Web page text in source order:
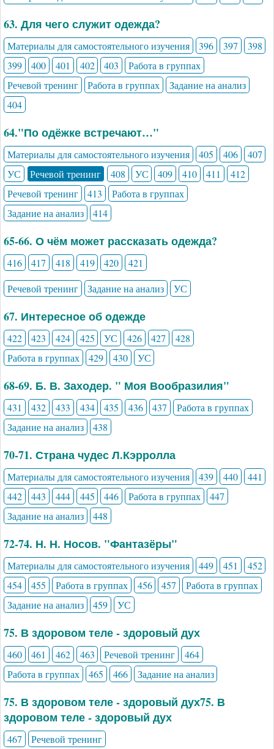
63. Для чего служит одежда?
Материалы для самостоятельного изучения 396 397
398
399
400 401 402 403
Работа в группах
Речевой тренинг
Работа в группах
Задание на анализ
404
64."По одёжке встречают…"
Материалы для самостоятельного изучения 405 406
407
УС
Речевой тренинг 408 УС 409 410 411
412
Речевой тренинг
413
Работа в группах
Задание на анализ
414
65-66. О чём может рассказать одежда?
416 417 418 419 420
421
Речевой тренинг
Задание на анализ УС
67. Интересное об одежде
422 423 424 425 УС 426 427
428
Работа в группах
429 430 УС
68-69. Б. В. Заходер. " Моя Вообразилия"
431 432 433 434 435 436 437
Работа в группах
Задание на анализ
438
70-71. Страна чудес Л.Кэрролла
Материалы для самостоятельного изучения 439 440
441
442
443 444 445 446 Работа в группах
447
Задание на анализ
448
72-74. Н. Н. Носов. "Фантазёры"
Материалы для самостоятельного изучения 449 451
452
454
455 Работа в группах 456 457
Работа в группах
Задание на анализ
459 УС
75. В здоровом теле - здоровый дух
460 461 462 463 Речевой тренинг
464
Работа в группах
465 466 Задание на анализ
75. В здоровом теле - здоровый дух75. В
здоровом теле - здоровый дух
467 Речевой тренинг